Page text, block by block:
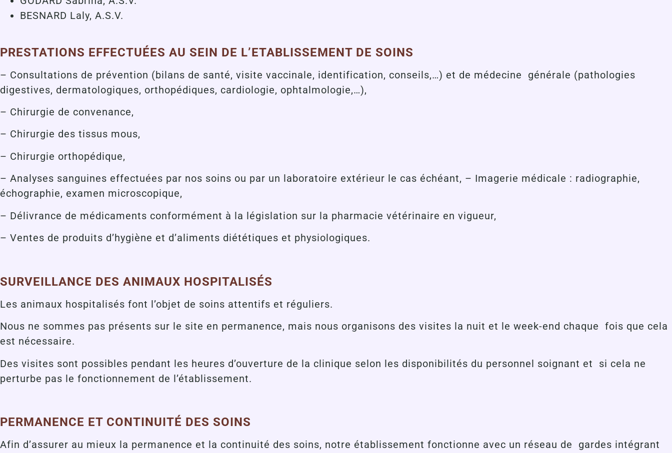
BESNARD Laly, A.S.V.
PRESTATIONS EFFECTUÉES AU SEIN DE L’ETABLISSEMENT DE SOINS
– Consultations de prévention (bilans de santé, visite vaccinale, identification, conseils,…) et de médecine générale (pathologies
digestives, dermatologiques, orthopédiques, cardiologie, ophtalmologie,…),
– Chirurgie de convenance,
– Chirurgie des tissus mous,
– Chirurgie orthopédique,
– Analyses sanguines effectuées par nos soins ou par un laboratoire extérieur le cas échéant, – Imagerie médicale : radiographie,
échographie, examen microscopique,
– Délivrance de médicaments conformément à la législation sur la pharmacie vétérinaire en vigueur,
– Ventes de produits d’hygiène et d’aliments diététiques et physiologiques.
SURVEILLANCE DES ANIMAUX HOSPITALISÉS
Les animaux hospitalisés font l’objet de soins attentifs et réguliers.
Nous ne sommes pas présents sur le site en permanence, mais nous organisons des visites la nuit et le week-end chaque fois que cela
est nécessaire.
Des visites sont possibles pendant les heures d’ouverture de la clinique selon les disponibilités du personnel soignant et si cela ne
perturbe pas le fonctionnement de l’établissement.
PERMANENCE ET CONTINUITÉ DES SOINS
Afin d’assurer au mieux la permanence et la continuité des soins, notre établissement fonctionne avec un réseau de gardes intégrant